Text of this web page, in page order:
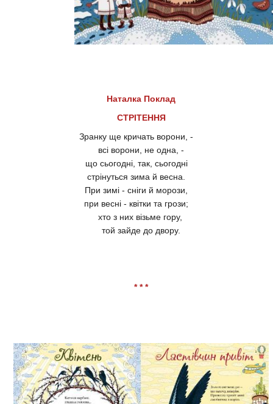
Наталка Поклад
СТРІТЕННЯ
Зранку ще кричать ворони, -
всі ворони, не одна, -
що сьогодні, так, сьогодні
стрінуться зима й весна.
При зимі - сніги й морози,
при весні - квітки та грози;
хто з них візьме гору,
той зайде до двору.
* * *